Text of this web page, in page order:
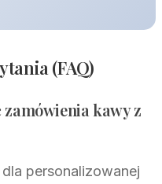
(FAQ)
zamówienia kawy z
personalizowanej